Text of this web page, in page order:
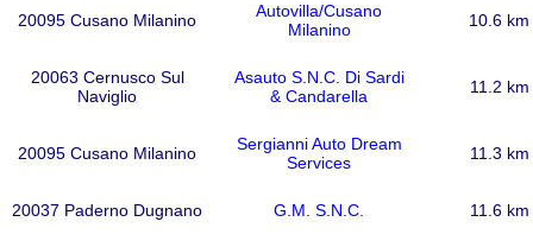
20095 Cusano Milanino
Autovilla/Cusano
Milanino
10.6 km
20063 Cernusco Sul
Naviglio
Asauto S.N.C. Di Sardi
& Candarella
11.2 km
20095 Cusano Milanino
Sergianni Auto Dream
Services
11.3 km
20037 Paderno Dugnano G.M. S.N.C. 11.6 km